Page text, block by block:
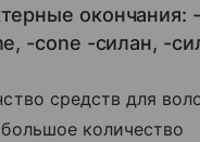
окончания:
-cone -силан, -
средств для
количество